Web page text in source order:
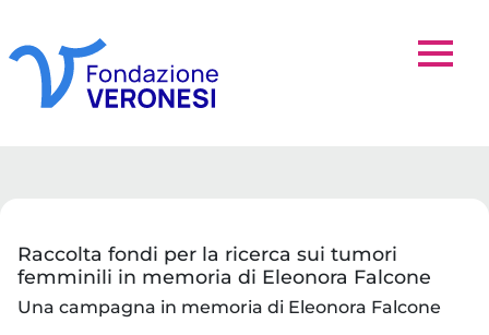
Raccolta fondi per la ricerca sui tumori
femminili in memoria di Eleonora Falcone
Una campagna in memoria di Eleonora Falcone